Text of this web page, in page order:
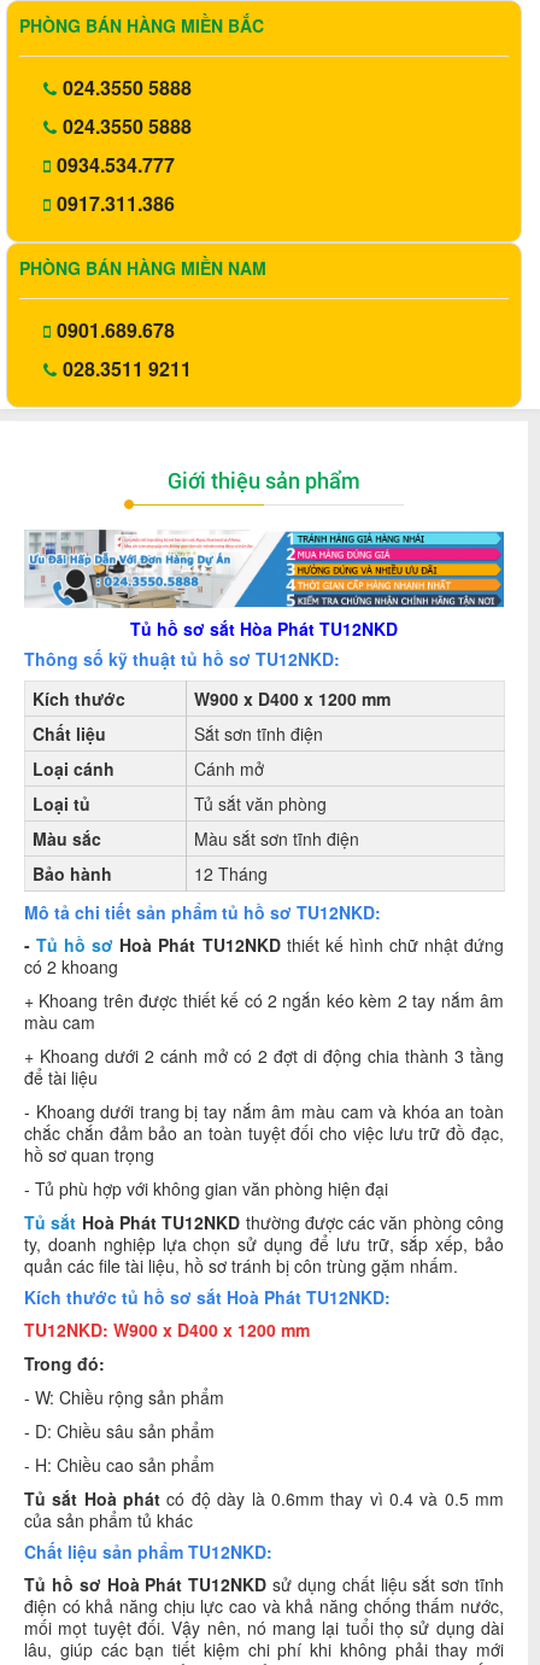
PHÒNG BÁN HÀNG MIỀN BẮC
024.3550 5888
024.3550 5888
0934.534.777
0917.311.386
PHÒNG BÁN HÀNG MIỀN NAM
0901.689.678
028.3511 9211
Giới thiệu sản phẩm
Tủ hồ sơ sắt Hòa Phát TU12NKD
Thông số kỹ thuật tủ hồ sơ TU12NKD:
Kích thước
W900 x D400 x 1200 mm
Chất liệu
Sắt sơn tĩnh điện
Loại cánh
Cánh mở
Loại tủ
Tủ sắt văn phòng
Màu sắc
Màu sắt sơn tĩnh điện
Bảo hành
12 Tháng
Mô tả chi tiết sản phẩm tủ hồ sơ TU12NKD:
-Tủ hồ sơ Hoà Phát TU12NKDthiết kế hình chữ nhật đứng
có 2 khoang
+ Khoang trên được thiết kế có 2 ngắn kéo kèm 2 tay nắm âm
màu cam
+ Khoang dưới 2 cánh mở có 2 đợt di động chia thành 3 tầng
để tài liệu
- Khoang dưới trang bị tay nắm âm màu cam và khóa an toàn
chắc chắn đảm bảo an toàn tuyệt đối cho việc lưu trữ đồ đạc,
hồ sơ quan trọng
- Tủ phù hợp với không gian văn phòng hiện đại
Tủ sắt Hoà Phát TU12NKD thường được các văn phòng công
ty, doanh nghiệp lựa chọn sử dụng để lưu trữ, sắp xếp, bảo
quản các file tài liệu, hồ sơ tránh bị côn trùng gặm nhấm.
Kích thước tủ hồ sơ sắt Hoà Phát TU12NKD:
TU12NKD: W900 x D400 x 1200 mm
Trong đó:
- W: Chiều rộng sản phẩm
- D: Chiều sâu sản phẩm
- H: Chiều cao sản phẩm
Tủ sắt Hoà phát có độ dày là 0.6mm thay vì 0.4 và 0.5 mm
của sản phẩm tủ khác
Chất liệu sản phẩm TU12NKD:
Tủ hồ sơ Hoà Phát TU12NKDsử dụng chất liệu sắt sơn tĩnh
điện có khả năng chịu lực cao và khả năng chống thấm nước,
mối mọt tuyệt đối. Vậy nên, nó mang lại tuổi thọ sử dụng dài
lâu, giúp các bạn tiết kiệm chi phí khi không phải thay mới